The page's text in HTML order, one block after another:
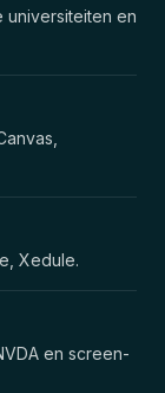
universiteiten en
Xedule.
en screen-